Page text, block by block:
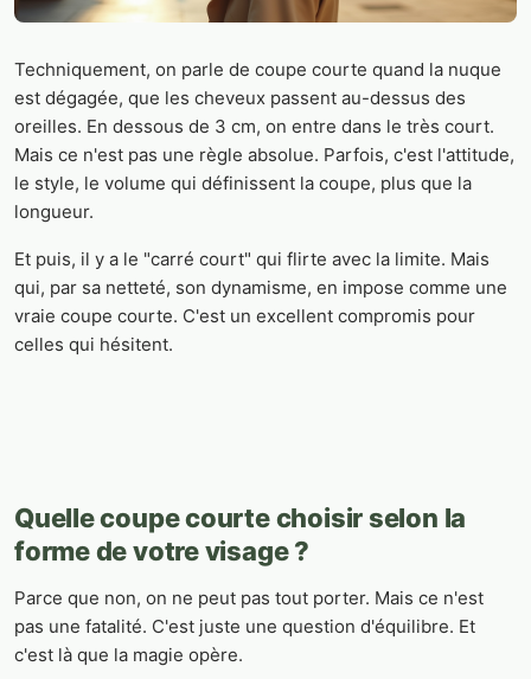
Techniquement, on parle de coupe courte quand la nuque
est dégagée, que les cheveux passent au-dessus des
oreilles. En dessous de 3 cm, on entre dans le très court.
Mais ce n'est pas une règle absolue. Parfois, c'est l'attitude,
le style, le volume qui définissent la coupe, plus que la
longueur.
Et puis, il y a le "carré court" qui flirte avec la limite. Mais
qui, par sa netteté, son dynamisme, en impose comme une
vraie coupe courte. C'est un excellent compromis pour
celles qui hésitent.
Quelle coupe courte choisir selon la
forme de votre visage ?
Parce que non, on ne peut pas tout porter. Mais ce n'est
pas une fatalité. C'est juste une question d'équilibre. Et
c'est là que la magie opère.